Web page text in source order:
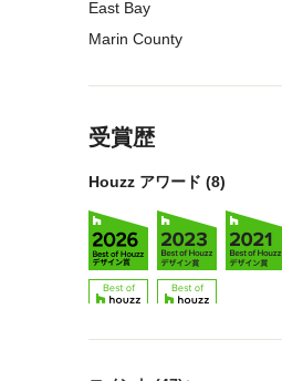
East Bay
Marin County
受賞歴
Houzz アワード (8)